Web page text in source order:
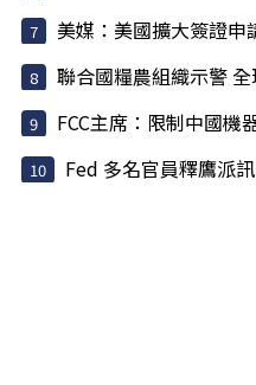
美媒：美國擴大簽證
聯合國糧農組織示警
FCC主席：限制中國
Fed 多名官員釋鷹派